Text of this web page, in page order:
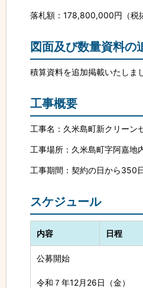
落札額：178,800,000円（税
図面及び数量資料の
積算資料を追加掲載いたしま
工事概要
工事名：久米島町新クリーン
工事場所：久米島町字阿嘉地
工事期間：契約の日から350
スケジュール
内容 日程
公募開始
令和７年12月26日（金）